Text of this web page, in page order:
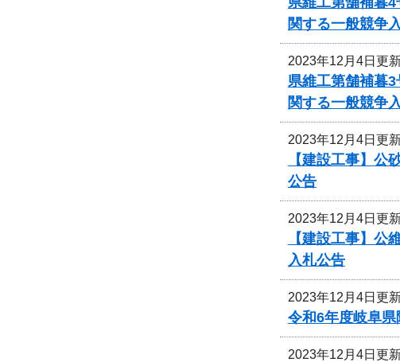
関する一般競争
2023年12月4日更
県維工第舗補暮
関する一般競争
2023年12月4日更
【建設工事】
公告
2023年12月4日更
【建設工事】
入札公告
2023年12月4日更
令和6年度岐阜
2023年12月4日更